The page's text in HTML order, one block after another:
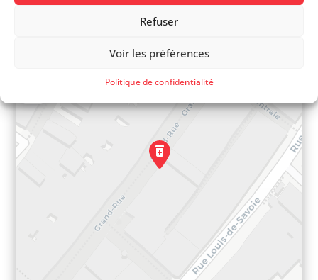
Refuser
Voir les préférences
Politique de confidentialité